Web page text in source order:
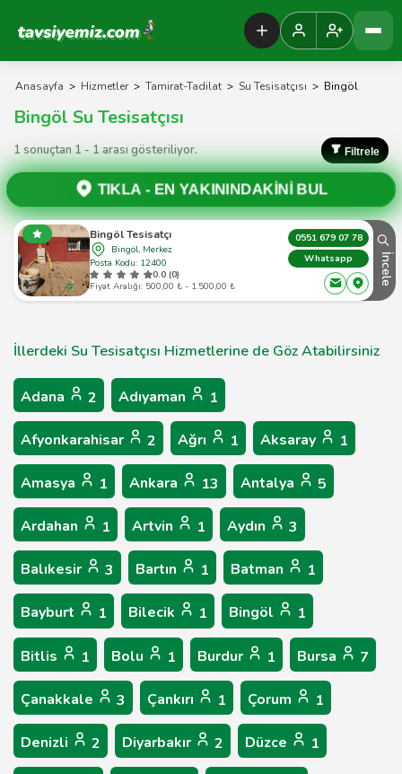
Tavsiyemiz Anasayfa
Anasayfa > Hizmetler > Tamirat-Tadilat > Su Tesisatçısı > Bingöl
Bingöl Su Tesisatçısı
1 sonuçtan 1 - 1 arası gösteriliyor. Filtrele
TIKLA -EN YAKININDAKİNİ BUL
Bingöl Tesisatçı
Bingöl, Merkez
Posta Kodu: 12400
0.0 (0)
Fiyat Aralığı: 500,00 ₺ - 1.500,00 ₺
0551 679 07 78
Whatsapp
İncele
İllerdeki Su Tesisatçısı Hizmetlerine de Göz Atabilirsiniz
Adana 2 Adıyaman 1
Afyonkarahisar 2 Ağrı 1 Aksaray 1
Amasya 1 Ankara 13 Antalya 5
Ardahan 1 Artvin 1 Aydın 3
Balıkesir 3 Bartın 1 Batman 1
Bayburt 1 Bilecik 1 Bingöl 1
Bitlis 1 Bolu 1 Burdur 1 Bursa 7
Çanakkale 3 Çankırı 1 Çorum 1
Denizli 2 Diyarbakır 2 Düzce 1